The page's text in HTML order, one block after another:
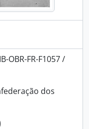
OBR-FR-F1057 /
dos